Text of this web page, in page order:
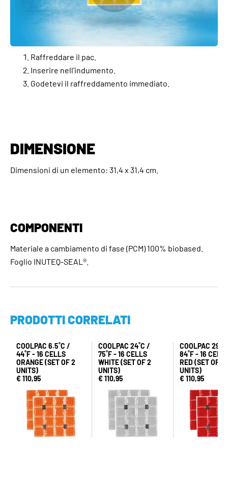
Raffreddare il pac.
Inserire nell'indumento.
Godetevi il raffreddamento immediato.
DIMENSIONE
Dimensioni di un elemento: 31,4 x 31,4 cm.
COMPONENTI
Materiale a cambiamento di fase (PCM) 100% biobased.
Foglio INUTEQ-SEAL®.
PRODOTTI CORRELATI
COOLPAC 6.5˚C /
44˚F - 16 CELLS
ORANGE (SET OF 2
UNITS)
€ 110,95
COOLPAC 24˚C /
75˚F - 16 CELLS
WHITE (SET OF 2
UNITS)
€ 110,95
COOLPAC
84˚F - 16
RED (SET OF 2
UNITS)
€ 110,95